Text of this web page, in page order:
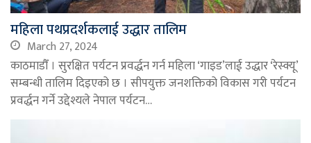
महिला पथप्रदर्शकलाई उद्धार तालिम
March 27, 2024
काठमाडौँ । सुरक्षित पर्यटन प्रवर्द्धन गर्न महिला ‘गाइड’लाई उद्धार ‘रेस्क्यू’
सम्बन्धी तालिम दिइएको छ । सीपयुक्त जनशक्तिको विकास गरी पर्यटन
प्रवर्द्धन गर्ने उद्देश्यले नेपाल पर्यटन…